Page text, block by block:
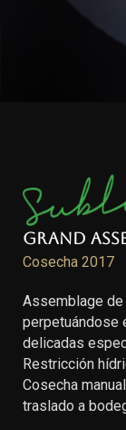
Grand
Cosecha 2017
Assemblage de
perpetuándose
delicadas
Restricción
Cosecha
traslado a